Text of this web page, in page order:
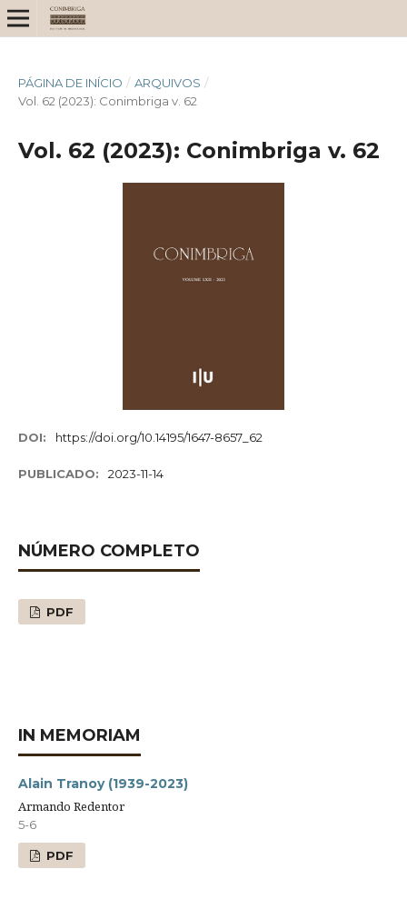
PÁGINA DE INÍCIO / ARQUIVOS /
Vol. 62 (2023): Conimbriga v. 62
Vol. 62 (2023): Conimbriga v. 62
DOI: https://doi.org/10.14195/1647-8657_62
PUBLICADO: 2023-11-14
NÚMERO COMPLETO
PDF
IN MEMORIAM
Alain Tranoy (1939-2023)
Armando Redentor
5-6
PDF